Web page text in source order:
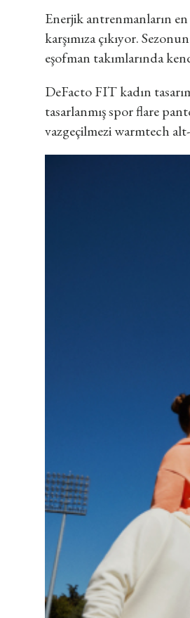
Enerjik antrenmanların
karşımıza çıkıyor.
eşofman takımlarında
DeFacto FIT kadın
tasarlanmış spor flare
vazgeçilmezi warmtech